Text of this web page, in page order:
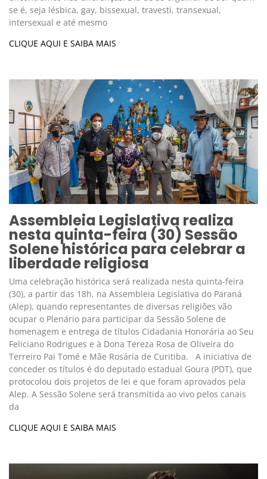
se é, seja lésbica, gay, bissexual, travesti, transexual,
intersexual e até mesmo
CLIQUE AQUI E SAIBA MAIS
Assembleia Legislativa realiza
nesta quinta-feira (30) Sessão
Solene histórica para celebrar a
liberdade religiosa
Uma celebração histórica será realizada nesta quinta-feira
(30), a partir das 18h, na Assembleia Legislativa do Paraná
(Alep), quando representantes de diversas religiões vão
ocupar o Plenário para participar da Sessão Solene de
homenagem e entrega de títulos Cidadania Honorária ao Seu
Feliciano Rodrigues e à Dona Tereza Rosa de Oliveira do
Terreiro Pai Tomé e Mãe Rosária de Curitiba. A iniciativa de
conceder os títulos é do deputado estadual Goura (PDT), que
protocolou dois projetos de lei e que foram aprovados pela
Alep. A Sessão Solene será transmitida ao vivo pelos canais
da
CLIQUE AQUI E SAIBA MAIS